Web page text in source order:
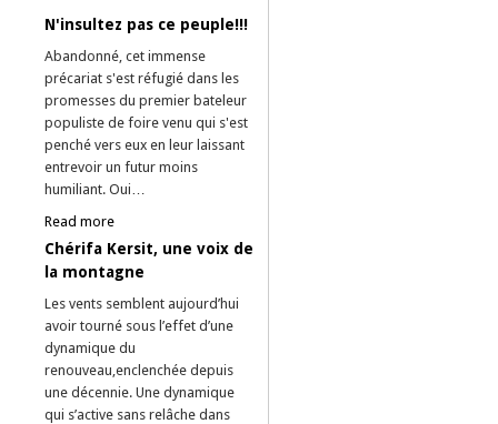
N'insultez pas ce peuple!!!
Abandonné, cet immense
précariat s'est réfugié dans les
promesses du premier bateleur
populiste de foire venu qui s'est
penché vers eux en leur laissant
entrevoir un futur moins
humiliant. Oui…
Read more
Chérifa Kersit, une voix de
la montagne
Les vents semblent aujourd’hui
avoir tourné sous l’effet d’une
dynamique du
renouveau,enclenchée depuis
une décennie. Une dynamique
qui s’active sans relâche dans